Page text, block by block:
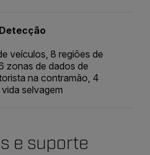
veículos, 8 regiões de
zonas de dados de
na contramão, 4
selvagem
e suporte